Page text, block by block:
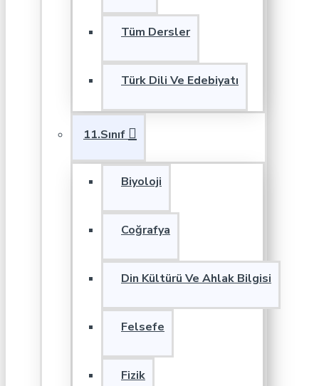
Tüm Dersler
Türk Dili Ve Edebiyatı
11.Sınıf
Biyoloji
Coğrafya
Din Kültürü Ve Ahlak Bilgisi
Felsefe
Fizik